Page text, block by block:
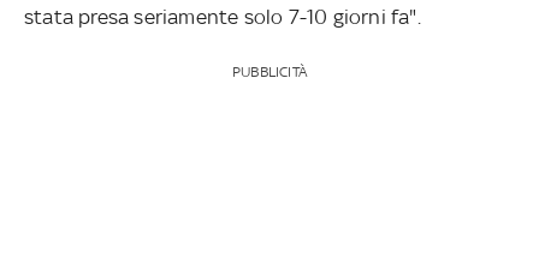
stata presa seriamente solo 7-10 giorni fa".
PUBBLICITÀ